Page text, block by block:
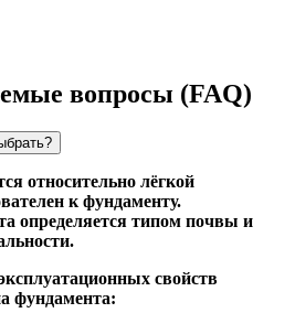
вопросы (FAQ)
относительно лёгкой
к фундаменту.
определяется типом почвы и
свойств
фундамента: